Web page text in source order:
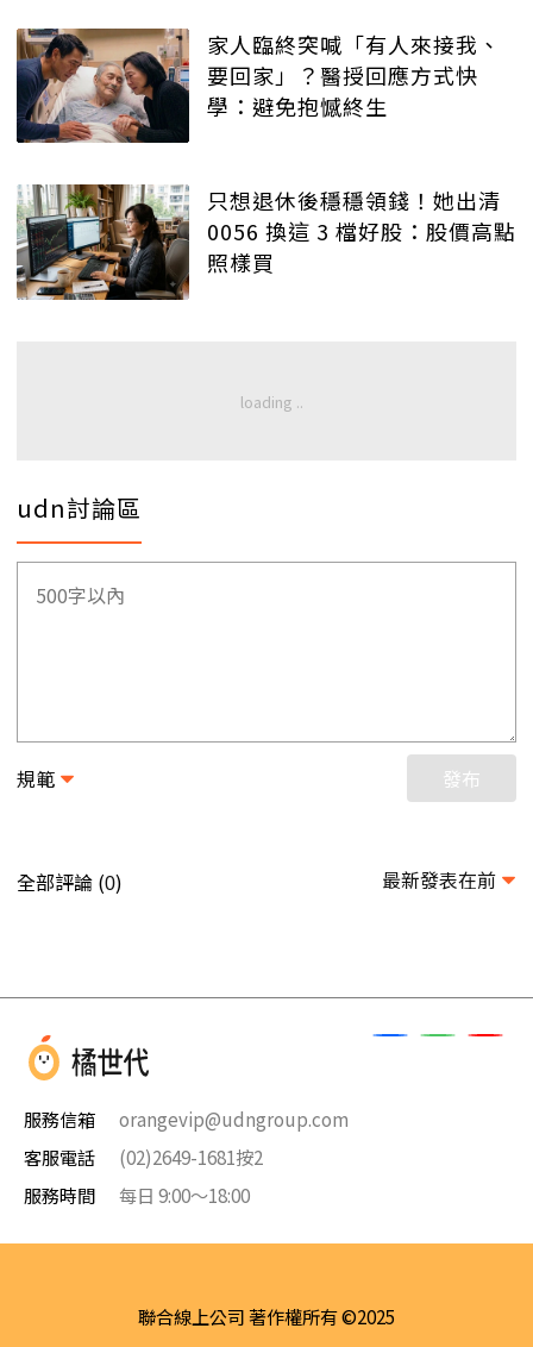
家人臨終突喊「有人來接我、
要回家」？醫授回應方式快
學：避免抱憾終生
只想退休後穩穩領錢！她出清
0056 換這 3 檔好股：股價高點
照樣買
udn討論區
規範 發布
全部評論 (0) 最新發表在前
服務信箱
orangevip@udngroup.com
客服電話
(02)2649-1681按2
服務時間
每日 9:00～18:00
聯合線上公司 著作權所有 ©2025